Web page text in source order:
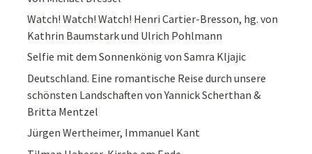
Watch! Watch! Watch! Henri Cartier-Bresson, hg. von
Kathrin Baumstark und Ulrich Pohlmann
Selfie mit dem Sonnenkönig von Samra Kljajic
Deutschland. Eine romantische Reise durch unsere
schönsten Landschaften von Yannick Scherthan &
Britta Mentzel
Jürgen Wertheimer, Immanuel Kant